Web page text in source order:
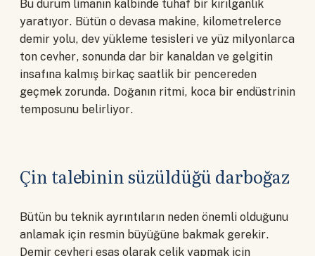
Bu durum limanın kalbinde tuhaf bir kırılganlık
yaratıyor. Bütün o devasa makine, kilometrelerce
demir yolu, dev yükleme tesisleri ve yüz milyonlarca
ton cevher, sonunda dar bir kanaldan ve gelgitin
insafına kalmış birkaç saatlik bir pencereden
geçmek zorunda. Doğanın ritmi, koca bir endüstrinin
temposunu belirliyor.
Çin talebinin süzüldüğü darboğaz
Bütün bu teknik ayrıntıların neden önemli olduğunu
anlamak için resmin büyüğüne bakmak gerekir.
Demir cevheri esas olarak çelik yapmak için